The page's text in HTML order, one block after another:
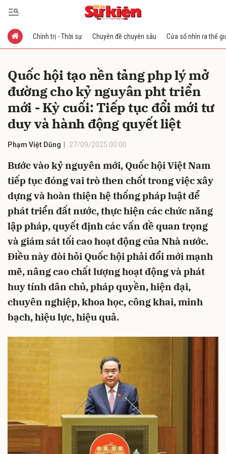
Chính trị - Thời sự Chuyên đề chuyên sâu Cửa sổ nhìn ra thế
Quốc hội tạo nền tảng php lý mở
đường cho kỷ nguyân pht triển
mới - Kỳ cuối: Tiếp tục đổi mới tư
duy và hành động quyết liệt
Phạm Việt Dũng 27/09/2025 00:00
Bước vào kỷ nguyên mới, Quốc hội Việt Nam
tiếp tục đóng vai trò then chốt trong việc xây
dựng và hoàn thiện hệ thống pháp luật để
phát triển đất nước, thực hiện các chức năng
lập pháp, quyết định các vấn đề quan trọng
và giám sát tối cao hoạt động của Nhà nước.
Điều này đòi hỏi Quốc hội phải đổi mới mạnh
mẽ, nâng cao chất lượng hoạt động và phát
huy tính dân chủ, pháp quyền, hiện đại,
chuyên nghiệp, khoa học, công khai, minh
bạch, hiệu lực, hiệu quả.
Gửi bình luận